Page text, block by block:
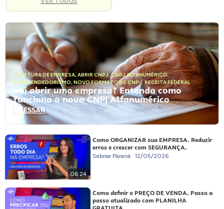
ABERTURA DE EMPRESA, ABRIR CNPJ,CNPJ ALFANUMÉRICO,
EMPREENDEDORISMO, NOVO FORMATO DE CNPJ,RECEITA FEDERAL
Vai abrir uma empresa? Entenda como
funciona o novo CNPJ Alfanumérico
ACESSAR
06:24
Como ORGANIZAR sua EMPRESA. Reduzir
erros e crescer com SEGURANÇA.
Sebrae Paraná 12/05/2026
Como definir o PREÇO DE VENDA. Passo a
passo atualizado com PLANILHA